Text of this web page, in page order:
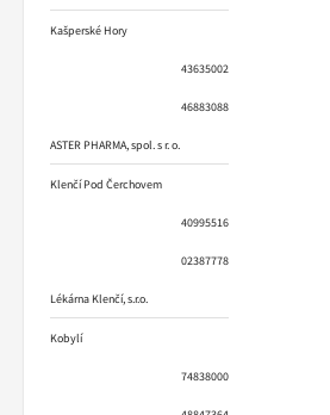
Kašperské Hory
43635002
46883088
ASTER PHARMA, spol. s r. o.
Klenčí Pod Čerchovem
40995516
02387778
Lékárna Klenčí, s.r.o.
Kobylí
74838000